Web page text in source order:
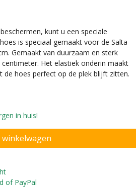
kunt u een speciale
is speciaal gemaakt voor de Salta
Gemaakt van duurzaam en sterk
Het elastiek onderin maakt
hoes perfect op de plek blijft zitten.
in huis!
of PayPal